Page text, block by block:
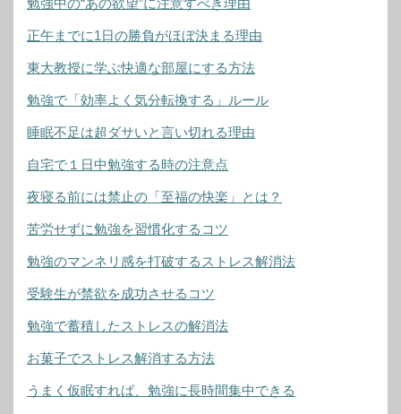
勉強中の“あの欲望”に注意すべき理由
正午までに1日の勝負がほぼ決まる理由
東大教授に学ぶ快適な部屋にする方法
勉強で「効率よく気分転換する」ルール
睡眠不足は超ダサいと言い切れる理由
自宅で１日中勉強する時の注意点
夜寝る前には禁止の「至福の快楽」とは？
苦労せずに勉強を習慣化するコツ
勉強のマンネリ感を打破するストレス解消法
受験生が禁欲を成功させるコツ
勉強で蓄積したストレスの解消法
お菓子でストレス解消する方法
うまく仮眠すれば、勉強に長時間集中できる